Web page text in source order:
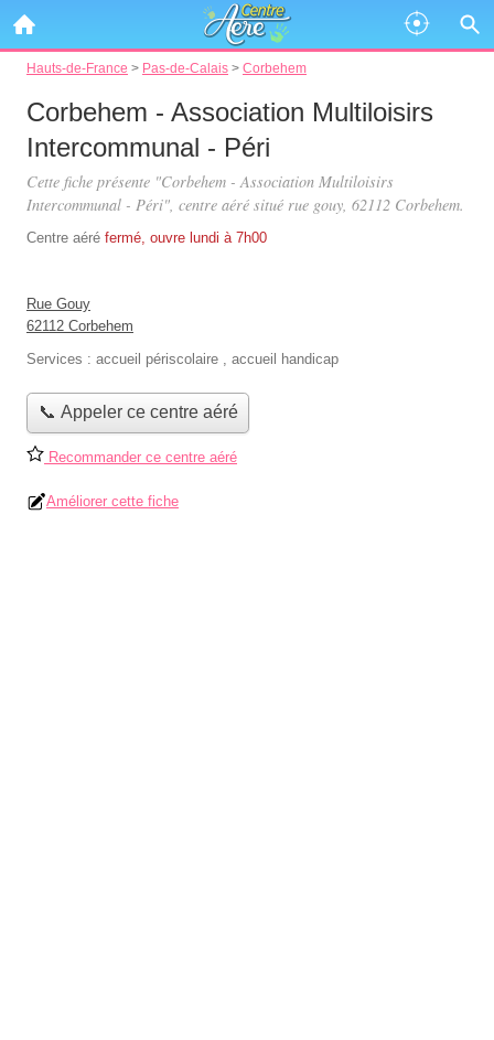
Hauts-de-France > Pas-de-Calais > Corbehem
Corbehem - Association Multiloisirs
Intercommunal - Péri
Cette fiche présente "Corbehem - Association Multiloisirs
Intercommunal - Péri", centre aéré situé rue gouy, 62112 Corbehem.
Centre aéré fermé, ouvre lundi à 7h00
Rue Gouy
62112 Corbehem
Services : accueil périscolaire , accueil handicap
📞 Appeler ce centre aéré
Recommander ce centre aéré
Améliorer cette fiche